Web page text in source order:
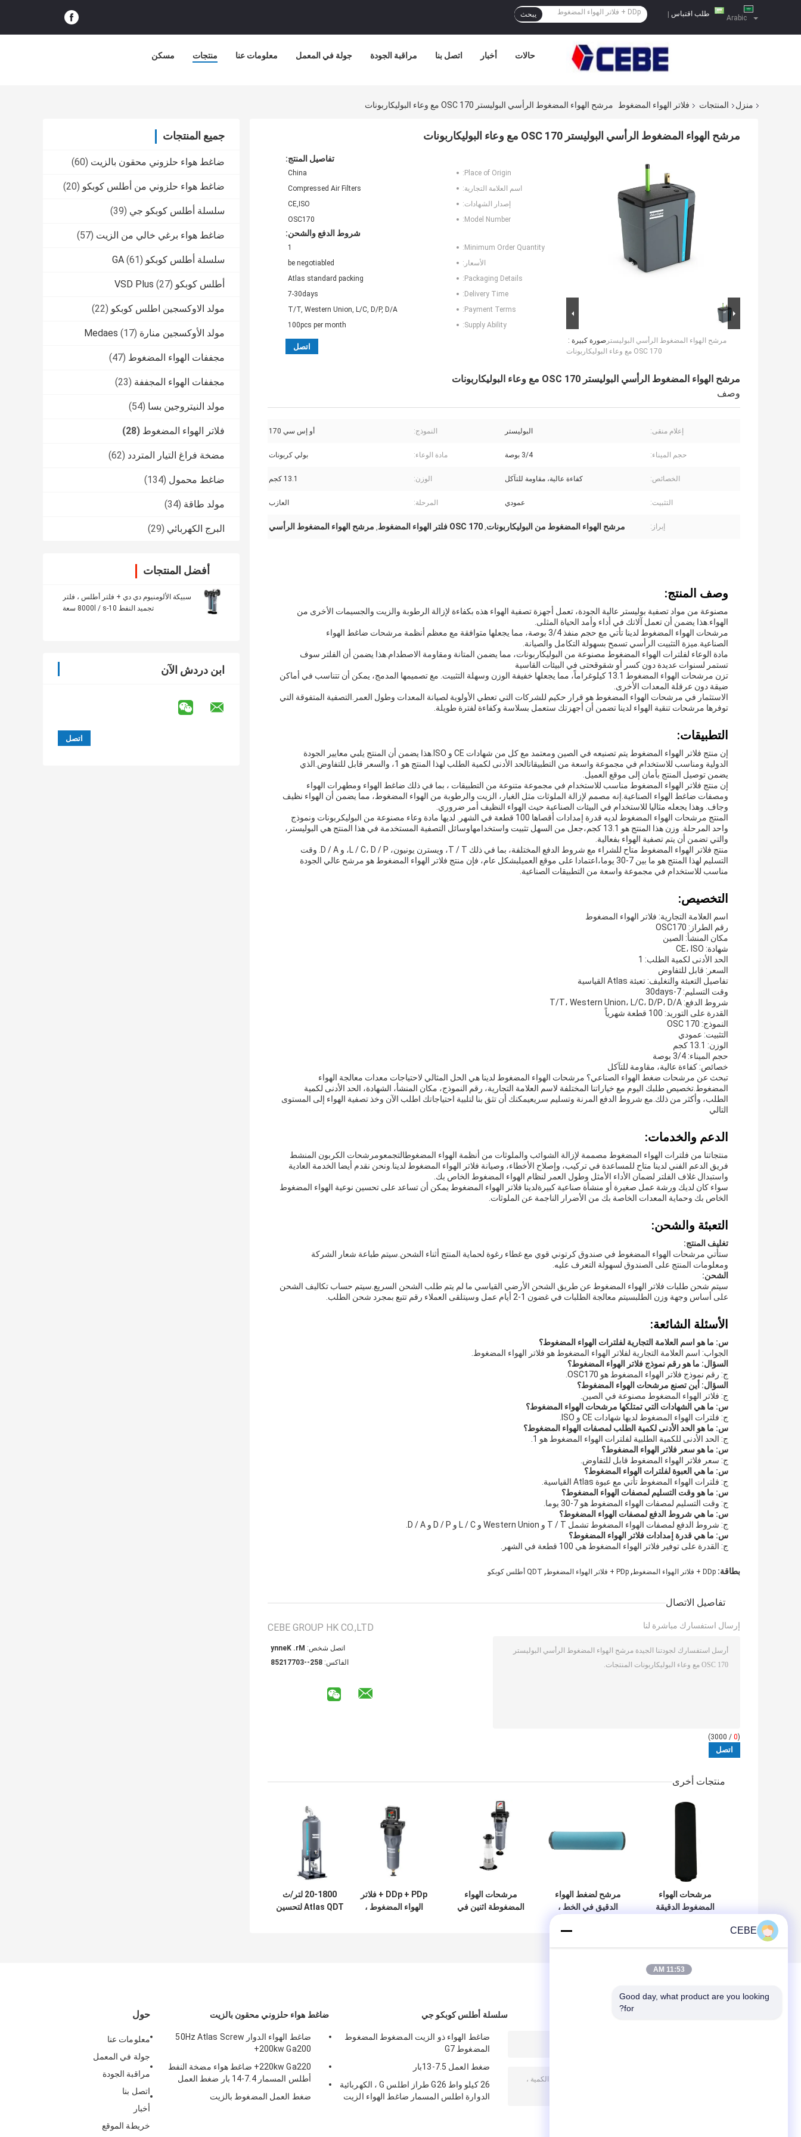
Arabic طلب اقتباس يبحث
مسكن منتجات معلومات عنا جولة في المعمل مراقبة الجودة اتصل بنا أخبار حالات
منزل المنتجات فلاتر الهواء المضغوط مرشح الهواء المضغوط الرأسي البوليستر OSC 170 مع وعاء البوليكاربونات
جميع المنتجات
ضاغط هواء حلزوني محقون بالزيت (60)
ضاغط هواء حلزوني من أطلس كوبكو (20)
سلسلة أطلس كوبكو جي (39)
ضاغط هواء برغي خالي من الزيت (57)
سلسلة أطلس كوبكو GA (61)
أطلس كوبكو VSD Plus (27)
مولد الاوكسجين اطلس كوبكو (22)
مولد الأوكسجين منارة Medaes (17)
مجففات الهواء المضغوط (47)
مجففات الهواء المجففة (23)
مولد النيتروجين بسا (54)
فلاتر الهواء المضغوط (28)
مضخة فراغ التيار المتردد (62)
ضاغط محمول (134)
مولد طاقة (34)
البرج الكهربائي (29)
أفضل المنتجات
سبيكة الألومنيوم دي دي + فلتر أطلس ، فلتر
تجميد النفط 10-8000l / s سعة
ابن دردش الآن
مرشح الهواء المضغوط الرأسي البوليستر OSC 170 مع وعاء البوليكاربونات
صورة كبيرة : مرشح الهواء المضغوط الرأسي البوليستر
OSC 170 مع وعاء البوليكاربونات
تفاصيل المنتج:
Place of Origin:
China
اسم العلامة التجارية:
Compressed Air Filters
إصدار الشهادات:
CE,ISO
Model Number:
OSC170
شروط الدفع والشحن:
Minimum Order Quantity:
1
الأسعار:
be negotiabled
Packaging Details:
Atlas standard packing
Delivery Time:
7-30days
Payment Terms:
T/T, Western Union, L/C, D/P, D/A
Supply Ability:
100pcs per month
اتصل
مرشح الهواء المضغوط الرأسي البوليستر OSC 170 مع وعاء البوليكاربونات
وصف
إعلام منقى: البوليستر النموذج: أو إس سي 170
حجم الميناء: 3/4 بوصة مادة الوعاء: بولي كربونات
الخصائص: كفاءة عالية، مقاومة للتآكل الوزن: 13.1 كجم
التثبيت: عمودي المرحلة: العازب
إبراز: مرشح الهواء المضغوط من البوليكاربونات, OSC 170 فلتر الهواء المضغوط , مرشح الهواء المضغوط الرأسي
وصف المنتج:
مصنوعة من مواد تصفية بوليستر عالية الجودة، تعمل أجهزة تصفية الهواء هذه بكفاءة لإزالة الرطوبة والزيت والجسيمات الأخرى من
الهواء.هذا يضمن أن تعمل آلاتك في أداء وأمد الحياة المثلى.
مرشحات الهواء المضغوط لدينا تأتي مع حجم منفذ 3/4 بوصة، مما يجعلها متوافقة مع معظم أنظمة مرشحات ضاغط الهواء
الصناعية.ميزة التثبيت الرأسي تسمح بسهولة التكامل والصيانة.
مادة الوعاء لفلترات الهواء المضغوط مصنوعة من البوليكاربونات، مما يضمن المتانة ومقاومة الاصطدام.هذا يضمن أن الفلتر سوف
تستمر لسنوات عديدة دون كسر أو شقوقحتى في البيئات القاسية
تزن مرشحات الهواء المضغوط 13.1 كيلوغراماً، مما يجعلها خفيفة الوزن وسهلة التثبيت. مع تصميمها المدمج، يمكن أن تتناسب في أماكن
ضيقة دون عرقلة المعدات الأخرى.
الاستثمار في مرشحات الهواء المضغوط هو قرار حكيم للشركات التي تعطي الأولوية لصيانة المعدات وطول العمر.التصفية المتفوقة التي
توفرها مرشحات تنقية الهواء لدينا تضمن أن أجهزتك ستعمل بسلاسة وكفاءة لفترة طويلة.
التطبيقات:
إن منتج فلاتر الهواء المضغوط يتم تصنيعه في الصين ومعتمد مع كل من شهادات CE و ISO.هذا يضمن أن المنتج يلبي معايير الجودة
الدولية ومناسب للاستخدام في مجموعة واسعة من التطبيقاتالحد الأدنى لكمية الطلب لهذا المنتج هو 1، والسعر قابل للتفاوض.الذي
يضمن توصيل المنتج بأمان إلى موقع العميل.
إن منتج فلاتر الهواء المضغوط مناسب للاستخدام في مجموعة متنوعة من التطبيقات ، بما في ذلك ضاغط الهواء ومطهرات الهواء
ومصفات ضاغط الهواء الصناعية.إنه مصمم لإزالة الملوثات مثل الغبار، الزيت والرطوبة من الهواء المضغوط، مما يضمن أن الهواء نظيف
وجاف. وهذا يجعله مثاليا للاستخدام في البيئات الصناعية حيث الهواء النظيف أمر ضروري.
المنتج مرشحات الهواء المضغوط لديه قدرة إمدادات أقصاها 100 قطعة في الشهر. لديها مادة وعاء مصنوعة من البوليكربونات ونموذج
واحد المرحلة. وزن هذا المنتج هو 13.1 كجم،جعل من السهل تثبيت واستخدامهاوسائل التصفية المستخدمة في هذا المنتج هي البوليستر،
والتي تضمن أن يتم تصفية الهواء بفعالية.
منتج فلاتر الهواء المضغوط متاح للشراء مع شروط الدفع المختلفة، بما في ذلك T / T، ويسترن يونيون، L / C، D / P، و D / A. وقت
التسليم لهذا المنتج هو ما بين 7-30 يوما،اعتمادا على موقع العميلبشكل عام، فإن منتج فلاتر الهواء المضغوط هو مرشح عالي الجودة
مناسب للاستخدام في مجموعة واسعة من التطبيقات الصناعية.
التخصيص:
اسم العلامة التجارية: فلاتر الهواء المضغوط
رقم الطراز: OSC170
مكان المنشأ: الصين
شهادة: CE، ISO
الحد الأدنى لكمية الطلب: 1
السعر: قابل للتفاوض
تفاصيل التعبئة والتغليف: تعبئة Atlas القياسية
وقت التسليم: 7-30days
شروط الدفع: T/T، Western Union، L/C، D/P، D/A
القدرة على التوريد: 100 قطعة شهرياً
النموذج: OSC 170
التثبيت: عمودي
الوزن: 13.1 كجم
حجم الميناء: 3/4 بوصة
خصائص: كفاءة عالية، مقاومة للتآكل
تبحث عن مرشحات ضغط الهواء الصناعي؟ مرشحات الهواء المضغوط لدينا هي الحل المثالي لاحتياجات معدات معالجة الهواء
المضغوط.تخصيص طلبك اليوم مع خياراتنا المختلفة لاسم العلامة التجارية، رقم النموذج، مكان المنشأ، الشهادة، الحد الأدنى لكمية
الطلب، وأكثر من ذلك.مع شروط الدفع المرنة وتسليم سريعيمكنك أن تثق بنا لتلبية احتياجاتك اطلب الآن وخذ تصفية الهواء إلى المستوى
التالي
الدعم والخدمات:
منتجاتنا من فلترات الهواء المضغوط مصممة لإزالة الشوائب والملوثات من أنظمة الهواء المضغوطالتجمعومرشحات الكربون المنشط
فريق الدعم الفني لدينا متاح للمساعدة في تركيب، وإصلاح الأخطاء، وصيانة فلاتر الهواء المضغوط لدينا.ونحن نقدم أيضا الخدمة العادية
واستبدال غلاف الفلتر لضمان الأداء الأمثل وطول العمر لنظام الهواء المضغوط الخاص بك.
سواء كان لديك ورشة عمل صغيرة أو منشأة صناعية كبيرةلدينا فلاتر الهواء المضغوط يمكن أن تساعد على تحسين نوعية الهواء المضغوط
الخاص بك وحماية المعدات الخاصة بك من الأضرار الناجمة عن الملوثات.
التعبئة والشحن:
تغليف المنتج:
ستأتي مرشحات الهواء المضغوط في صندوق كرتوني قوي مع غطاء رغوة لحماية المنتج أثناء الشحن.سيتم طباعة شعار الشركة
ومعلومات المنتج على الصندوق لسهولة التعرف عليه.
الشحن:
سيتم شحن طلبات فلاتر الهواء المضغوط عن طريق الشحن الأرضي القياسي ما لم يتم طلب الشحن السريع.سيتم حساب تكاليف الشحن
على أساس وجهة وزن الطلبسيتم معالجة الطلبات في غضون 1-2 أيام عمل وسيتلقى العملاء رقم تتبع بمجرد شحن الطلب.
الأسئلة الشائعة:
س: ما هو اسم العلامة التجارية لفلترات الهواء المضغوط؟
الجواب: اسم العلامة التجارية لفلاتر الهواء المضغوط هو فلاتر الهواء المضغوط.
السؤال: ما هو رقم نموذج فلاتر الهواء المضغوط؟
ج: رقم نموذج فلاتر الهواء المضغوط هو OSC170.
السؤال: أين تصنع مرشحات الهواء المضغوط؟
ج: فلاتر الهواء المضغوط مصنوعة في الصين.
س: ما هي الشهادات التي تمتلكها مرشحات الهواء المضغوط؟
ج: فلترات الهواء المضغوط لديها شهادات CE و ISO.
س: ما هو الحد الأدنى لكمية الطلب لمصفات الهواء المضغوط؟
ج: الحد الأدنى للكمية الطلبية لفلترات الهواء المضغوط هو 1.
س: ما هو سعر فلاتر الهواء المضغوط؟
ج: سعر فلاتر الهواء المضغوط قابل للتفاوض.
س: ما هي العبوة لفلترات الهواء المضغوط؟
ج: فلترات الهواء المضغوط تأتي مع عبوة Atlas القياسية.
س: ما هو وقت التسليم لمصفات الهواء المضغوط؟
ج: وقت التسليم لمصفات الهواء المضغوط هو 7-30 يوما.
س: ما هي شروط الدفع لمصفات الهواء المضغوط؟
ج: شروط الدفع لمصفات الهواء المضغوط تشمل T / T و Western Union و L / C و D / P و D / A.
س: ما هي قدرة إمدادات فلاتر الهواء المضغوط؟
ج: القدرة على توفير فلاتر الهواء المضغوط هي 100 قطعة في الشهر.
بطاقة: DDp + فلاتر الهواء المضغوط , PDp + فلاتر الهواء المضغوط , QDT أطلس كوبكو
تفاصيل الاتصال
CEBE GROUP HK CO.,LTD
اتصل شخص: Mr. Kenny
الفاكس: 852--30771258
إرسال استفسارك مباشرة لنا
(
0
/ 3000)
منتجات أخرى
مرشحات الهواء
المضغوط الدقيقة
مرشح لضغط الهواء
الدقيق في الخط ،
مرشحات الهواء
المضغوطة اثنين في
DDp + PDp + فلاتر
الهواء المضغوط ،
20-1800 لتر/ث
Atlas QDT لتحسين
حول
معلومات عنا
جولة في المعمل
مراقبة الجودة
اتصل بنا
أخبار
خريطة الموقع
ضاغط هواء حلزوني محقون بالزيت
ضاغط الهواء الدوار 50Hz Atlas Screw
200kw Ga200+
220kw Ga220+ ضاغط هواء مضخة النفط
أطلس المسمار 7.4-14 بار ضغط العمل
ضغط العمل المضغوط بالزيت
سلسلة أطلس كوبكو جي
ضاغط الهواء ذو الزيت المضغوط المضغوط
المضغوط G7
ضغط العمل 7.5-13بار
26 كيلو واط G26 طراز اطلس G ، الكهربائية
الدوارة اطلس المسمار ضاغط الهواء الزيت
CEBE
11:53 AM
Good day, what product are you looking
for?